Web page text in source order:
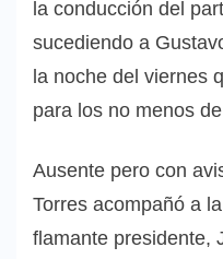
la conducción del
sucediendo a
la noche del viernes
para los no menos
Ausente pero con
Torres acompañó a
flamante presidente,